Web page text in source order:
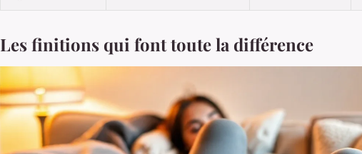
Les finitions qui font toute la différence